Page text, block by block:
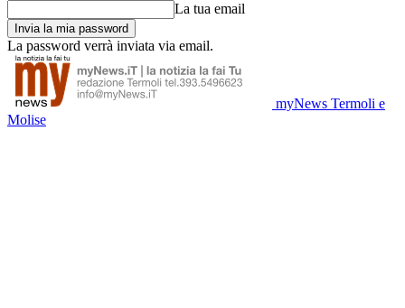
La tua email
La password verrà inviata via email.
myNews Termoli e
Molise